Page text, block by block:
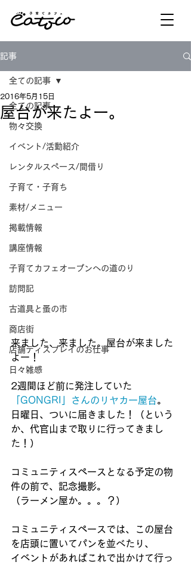
記事
全ての記事
物々交換
イベント/活動紹介
レンタルスペース/間借り
子育て・子育ち
素材/メニュー
掲載情報
講座情報
子育てカフェオープンへの道のり
訪問記
古道具と蚤の市
商店街
店舗ディスプレイのお仕事
日々雑感
全ての記事
屋台が来たよー。
2016年5月15日
来ました、来ました。屋台が来ました
よー！
2週間ほど前に発注していた
「GONGRI」さんのリヤカー屋台。
日曜日、ついに届きました！（という
か、代官山まで取りに行ってきまし
た！）
コミュニティスペースとなる予定の物
件の前で、記念撮影。
（ラーメン屋か。。。？）
コミュニティスペースでは、この屋台
を店頭に置いてパンを並べたり、
イベントがあればこれで出かけて行っ